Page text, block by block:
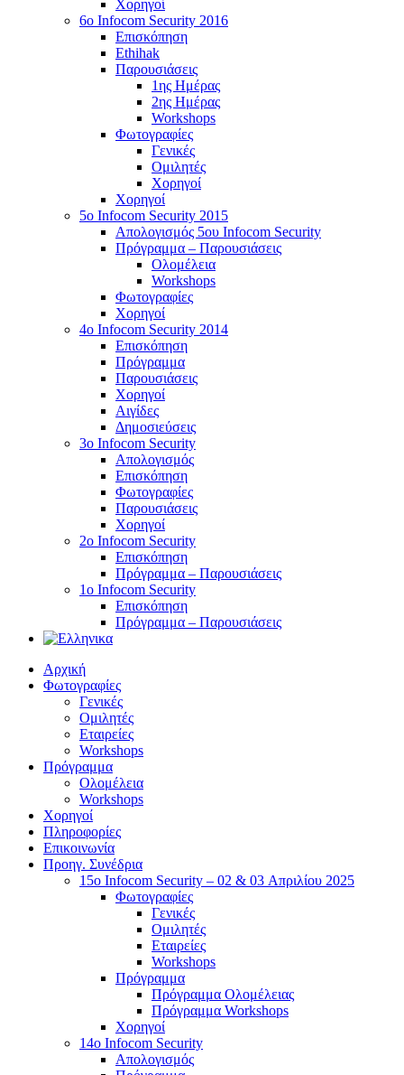
Χορηγοί
6o Infocom Security 2016
Επισκόπηση
Ethihak
Παρουσιάσεις
1ης Ημέρας
2ης Ημέρας
Workshops
Φωτογραφίες
Γενικές
Ομιλητές
Χορηγοί
Χορηγοί
5o Infocom Security 2015
Απολογισμός 5ου Infocom Security
Πρόγραμμα – Παρουσιάσεις
Ολομέλεια
Workshops
Φωτογραφίες
Χορηγοί
4ο Infocom Security 2014
Επισκόπηση
Πρόγραμμα
Παρουσιάσεις
Χορηγοί
Αιγίδες
Δημοσιεύσεις
3o Infocom Security
Απολογισμός
Επισκόπηση
Φωτογραφίες
Παρουσιάσεις
Χορηγοί
2o Infocom Security
Επισκόπηση
Πρόγραμμα – Παρουσιάσεις
1ο Infocom Security
Επισκόπηση
Πρόγραμμα – Παρουσιάσεις
Αρχική
Φωτογραφίες
Γενικές
Ομιλητές
Εταιρείες
Workshops
Πρόγραμμα
Ολομέλεια
Workshops
Χορηγοί
Πληροφορίες
Επικοινωνία
Προηγ. Συνέδρια
15o Infocom Security – 02 & 03 Απριλίου 2025
Φωτογραφίες
Γενικές
Ομιλητές
Εταιρείες
Workshops
Πρόγραμμα
Πρόγραμμα Ολομέλειας
Πρόγραμμα Workshops
Χορηγοί
14o Infocom Security
Απολογισμός